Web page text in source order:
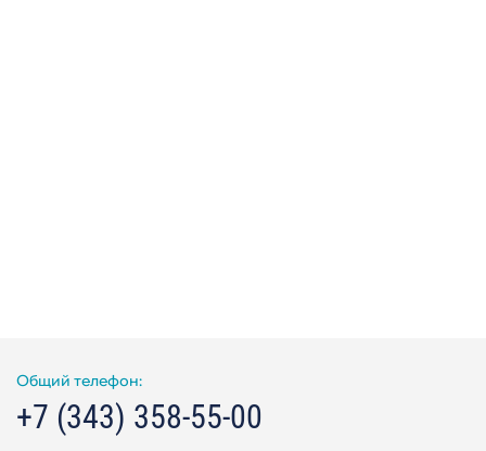
Общий телефон:
+7 (343) 358-55-00